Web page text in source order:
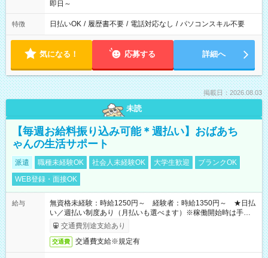
即日～
特徴 日払いOK / 履歴書不要 / 電話対応なし / パソコンスキル不要
気になる！ 応募する 詳細へ
掲載日：2026.08.03
未読
【毎週お給料振り込み可能＊週払い】おばあち
ゃんの生活サポート
派遣 職種未経験OK 社会人未経験OK 大学生歓迎
ブランクOK
WEB登録・面接OK
給与
無資格未経験：時給1250円～ 経験者：時給1350円～ ★日払
い／週払い制度あり（月払いも選べます）※稼働開始時は手続き
完了次第のお支払いとなります。
交通費別途支給あり
交通費 交通費支給※規定有